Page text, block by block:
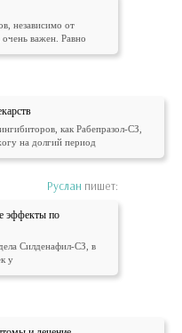
независимо от
важен. Равно
как Рабепразол-СЗ,
на долгий период
Руслан пишет:
эффекты по
Силденафил-СЗ, в
у